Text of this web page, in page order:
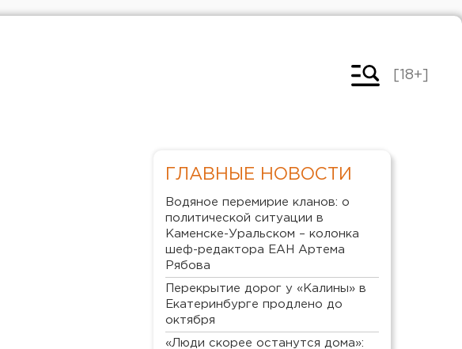
[18+]
ГЛАВНЫЕ НОВОСТИ
Водяное перемирие кланов: о
политической ситуации в
Каменске-Уральском – колонка
шеф-редактора ЕАН Артема
Рябова
Перекрытие дорог у «Калины» в
Екатеринбурге продлено до
октября
«Люди скорее останутся дома»: